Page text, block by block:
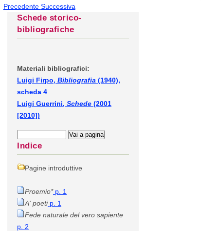
Precedente Successiva
Schede storico-
bibliografiche
Materiali bibliografici:
Luigi Firpo, Bibliografia (1940),
scheda 4
Luigi Guerrini, Schede (2001
[2010])
Indice
Pagine introduttive
Proemio*p. 1
A' poetip. 1
Fede naturale del vero sapiente
p. 2